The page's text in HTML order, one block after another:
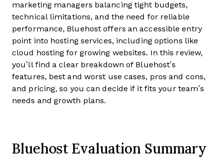
marketing managers balancing tight budgets,
technical limitations, and the need for reliable
performance, Bluehost offers an accessible entry
point into hosting services, including options like
cloud hosting for growing websites. In this review,
you’ll find a clear breakdown of Bluehost’s
features, best and worst use cases, pros and cons,
and pricing, so you can decide if it fits your team’s
needs and growth plans.
Bluehost Evaluation Summary